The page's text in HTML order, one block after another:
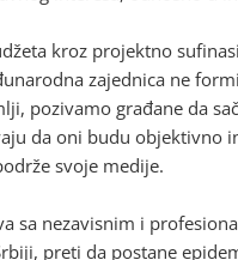
kroz projektno
zajednica ne
pozivamo građane da
da oni budu objektivno
svoje medije.
sa nezavisnim i
preti da postane